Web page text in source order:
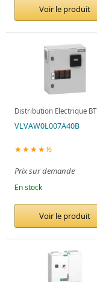
Voir le produit
Distribution Electrique BT
VLVAW0L007A40B
★★★★½
Prix sur demande
En stock
Voir le produit